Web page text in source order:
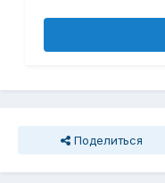
Поделиться